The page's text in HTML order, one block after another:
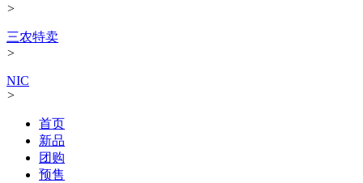
>
三农特卖
>
NIC
>
首页
新品
团购
预售